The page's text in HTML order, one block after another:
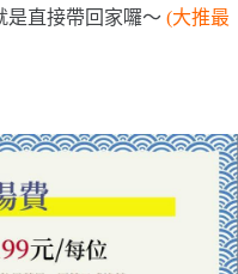
是直接帶回家囉～ (大推最